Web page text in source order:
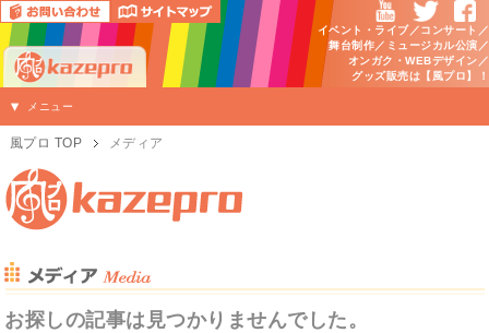
イベント・ライブ／コンサート／
舞台制作／ミュージカル公演／
オンガク・WEBデザイン／
グッズ販売は【風プロ】！
メニュー
風プロ TOP メディア
お探しの記事は見つかりませんでした。